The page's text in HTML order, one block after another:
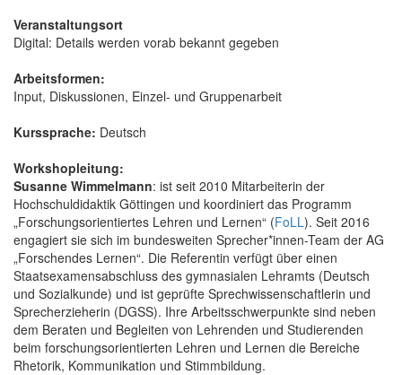
Veranstaltungsort
Digital: Details werden vorab bekannt gegeben
Arbeitsformen:
Input, Diskussionen, Einzel- und Gruppenarbeit
Kurssprache: Deutsch
Workshopleitung:
Susanne Wimmelmann: ist seit 2010 Mitarbeiterin der
Hochschuldidaktik Göttingen und koordiniert das Programm
„Forschungsorientiertes Lehren und Lernen“ (FoLL). Seit 2016
engagiert sie sich im bundesweiten Sprecher*innen-Team der AG
„Forschendes Lernen“. Die Referentin verfügt über einen
Staatsexamensabschluss des gymnasialen Lehramts (Deutsch
und Sozialkunde) und ist geprüfte Sprechwissenschaftlerin und
Sprecherzieherin (DGSS). Ihre Arbeitsschwerpunkte sind neben
dem Beraten und Begleiten von Lehrenden und Studierenden
beim forschungsorientierten Lehren und Lernen die Bereiche
Rhetorik, Kommunikation und Stimmbildung.